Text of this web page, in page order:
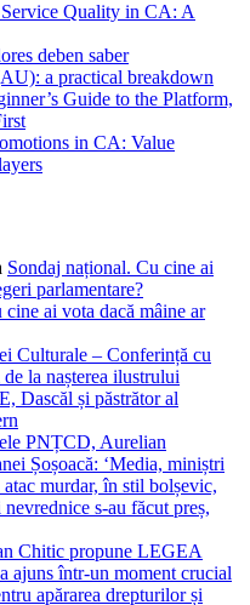
Quality in CA: A
deben saber
a practical breakdown
Guide to the Platform,
in CA: Value
Sondaj național. Cu cine ai
parlamentare?
ai vota dacă mâine ar
Culturale – Conferință cu
la nașterea ilustrului
Dascăl și păstrător al
PNȚCD, Aurelian
Șoșoacă: ‘Media, miniștri
murdar, în stil bolșevic,
s-au făcut preș,
Chitic propune LEGEA
într-un moment crucial
apărarea drepturilor și